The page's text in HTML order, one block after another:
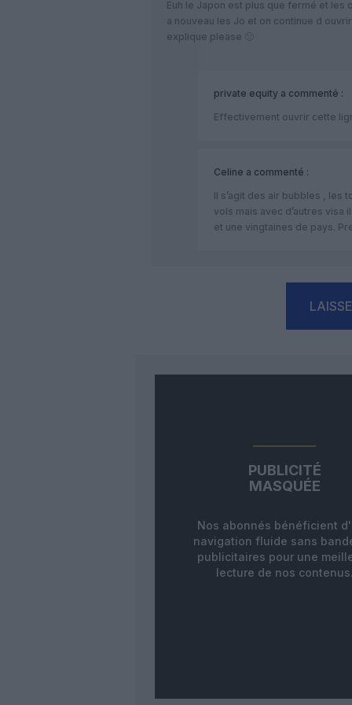
Euh le Japon est plus que fermé et les
a nouveau les Jo et on continue d
explique please 🙂
private equity a commenté :
Effectivement ouvrir cette
Celine a commenté :
Il s’agit des air bubbles , les
vols mais avec d’autres visa
et une vingtaines de pays.
PUBLICITÉ
MASQUÉE
Nos abonnés bénéficient
navigation fluide sans
publicitaires pour une
lecture de nos contenus.